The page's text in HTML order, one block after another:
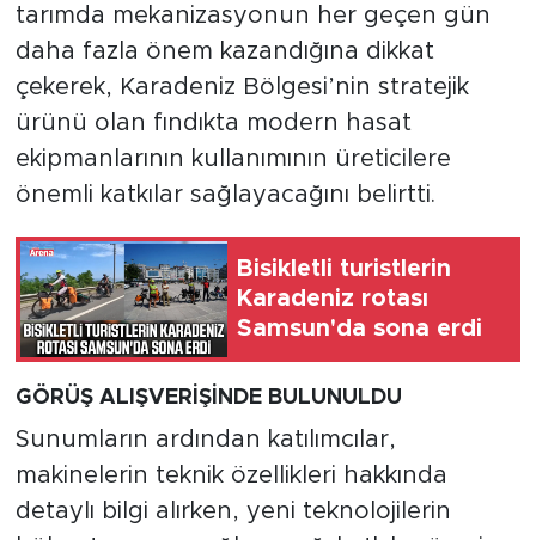
tarımda mekanizasyonun her geçen gün
daha fazla önem kazandığına dikkat
çekerek, Karadeniz Bölgesi’nin stratejik
ürünü olan fındıkta modern hasat
ekipmanlarının kullanımının üreticilere
önemli katkılar sağlayacağını belirtti.
Bisikletli turistlerin
Karadeniz rotası
Samsun'da sona erdi
GÖRÜŞ ALIŞVERİŞİNDE BULUNULDU
Sunumların ardından katılımcılar,
makinelerin teknik özellikleri hakkında
detaylı bilgi alırken, yeni teknolojilerin